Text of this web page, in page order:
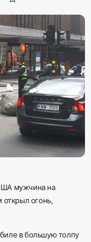
мужчина на
открыл огонь,
в большую толпу